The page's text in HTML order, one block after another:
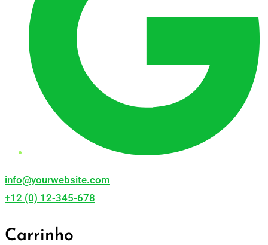
info@yourwebsite.com
+12 (0) 12-345-678
Carrinho